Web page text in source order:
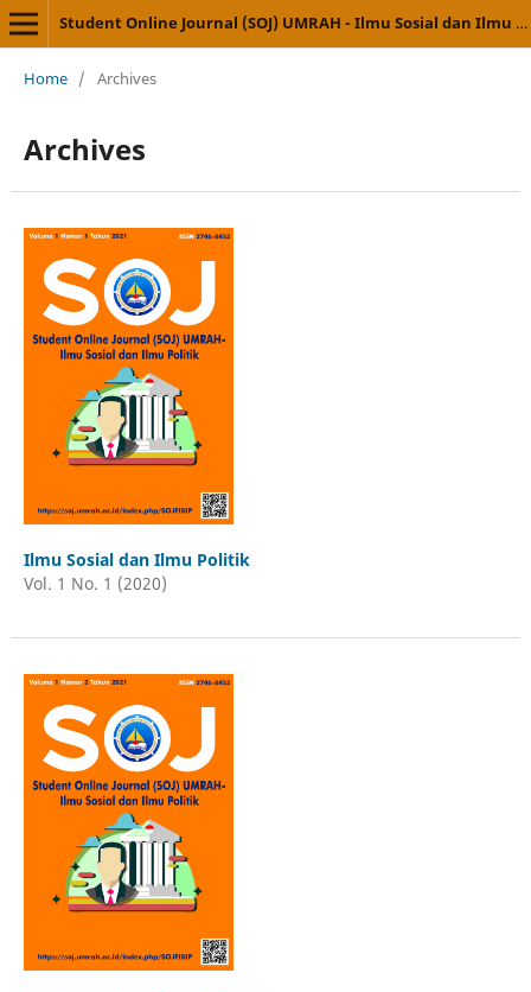
Student Online Journal (SOJ) UMRAH - Ilmu Sosial dan Ilmu Politik
Home / Archives
Archives
Ilmu Sosial dan Ilmu Politik
Vol. 1 No. 1 (2020)